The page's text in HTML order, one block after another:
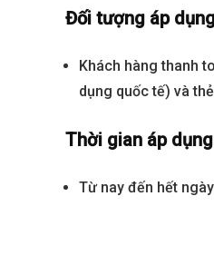
Đối tượng áp
Khách hàng thanh
dụng quốc tế) và
Thời gian áp
Từ nay đến hết